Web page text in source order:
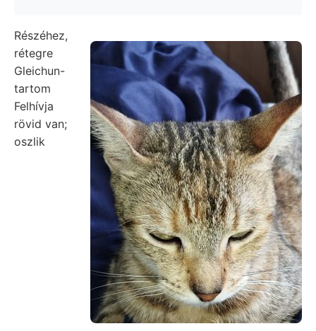
Részéhez,
rétegre
Gleichun-
tartom
Felhívja
rövid van;
oszlik